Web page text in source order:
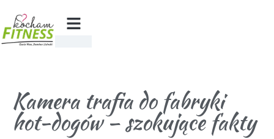
Kamera trafia do fabryki
hot-dogów – szokujące fakty